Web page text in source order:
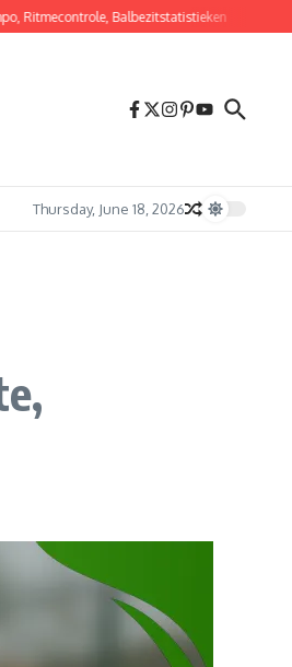
Balbezitstatistieken Vervangende
Thursday, June 18, 2026